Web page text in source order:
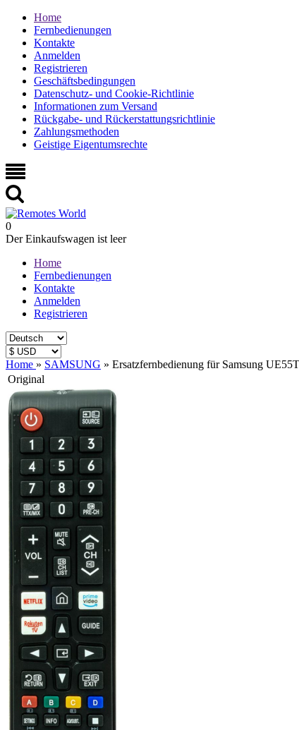
Home
Fernbedienungen
Kontakte
Anmelden
Registrieren
Geschäftsbedingungen
Datenschutz- und Cookie-Richtlinie
Informationen zum Versand
Rückgabe- und Rückerstattungsrichtlinie
Zahlungsmethoden
Geistige Eigentumsrechte
0
Der Einkaufswagen ist leer
Home
Fernbedienungen
Kontakte
Anmelden
Registrieren
Home » SAMSUNG » Ersatzfernbedienung für Samsung
Original